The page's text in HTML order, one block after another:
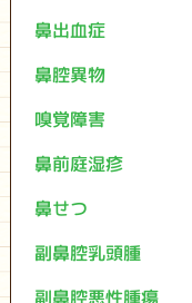
鼻出血症
鼻腔異物
嗅覚障害
鼻前庭湿疹
鼻せつ
副鼻腔乳頭腫
副鼻腔悪性腫瘍